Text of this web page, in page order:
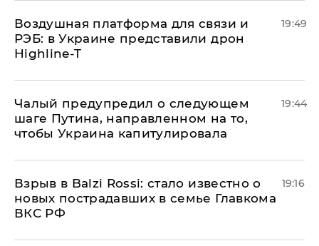
Воздушная платформа для связи и
РЭБ: в Украине представили дрон
Highline-T
19:49
Чалый предупредил о следующем
шаге Путина, направленном на то,
чтобы Украина капитулировала
19:44
Взрыв в Balzi Rossi: стало известно о
новых пострадавших в семье Главкома
ВКС РФ
19:16